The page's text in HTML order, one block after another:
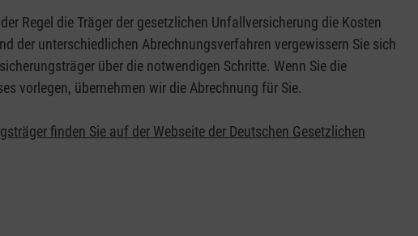
Regel die Träger der gesetzlichen Unfallversicherung die Kosten
der unterschiedlichen Abrechnungsverfahren vergewissern Sie sich
über die notwendigen Schritte. Wenn Sie die
vorlegen, übernehmen wir die Abrechnung für Sie.
finden Sie auf der Webseite der Deutschen Gesetzlichen